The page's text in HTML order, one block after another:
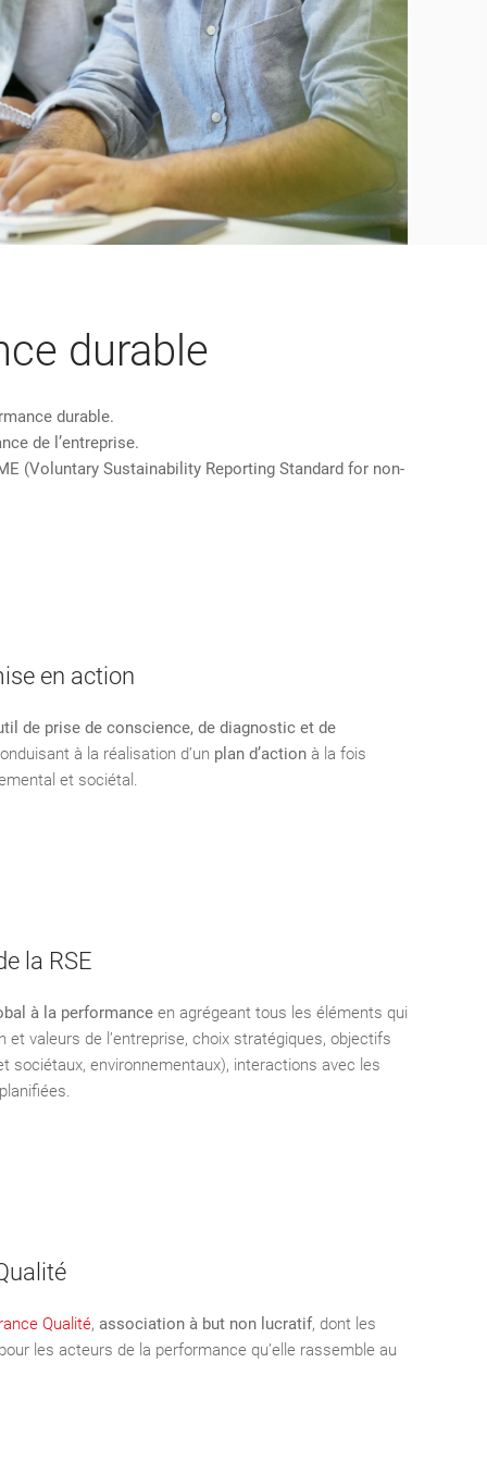
durable
durable.
de l’entreprise.
(Voluntary Sustainability Reporting Standard for non-
en action
de prise de conscience, de diagnostic et de
à la réalisation d’un plan d’action à la fois
et sociétal.
la RSE
à la performance en agrégeant tous les éléments qui
et valeurs de l’entreprise, choix stratégiques, objectifs
sociétaux, environnementaux), interactions avec les
Qualité, association à but non lucratif, dont les
les acteurs de la performance qu’elle rassemble au